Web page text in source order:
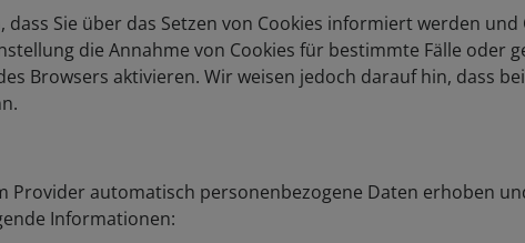
Sie über das Setzen von Cookies informiert werden und
die Annahme von Cookies für bestimmte Fälle oder
Browsers aktivieren. Wir weisen jedoch darauf hin, dass
Provider automatisch personenbezogene Daten erhoben
Informationen: